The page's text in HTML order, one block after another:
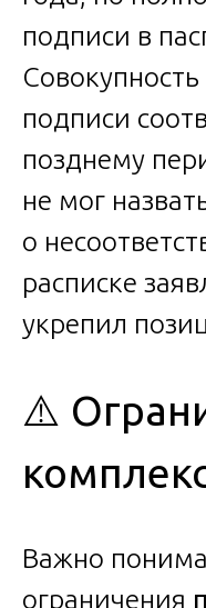
подписи в
подписи
позднему
не мог
о
расписке
укрепил
⚠️
Важно
ограничения